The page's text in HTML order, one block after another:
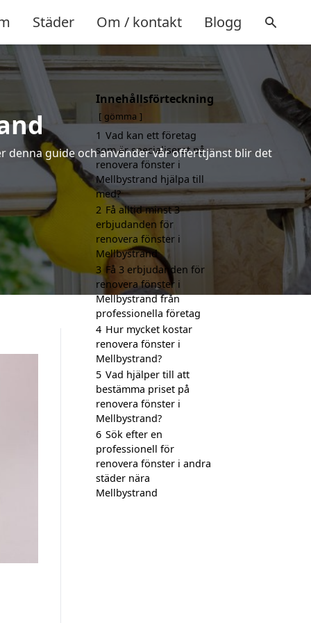
Städer Om / kontakt Blogg
denna guide och använder vår offerttjänst blir det
Innehållsförteckning
gömma
1 Vad kan ett företag
som är specialiserat på
renovera fönster i
Mellbystrand hjälpa till
med?
2 Få alltid minst 3
erbjudanden för
renovera fönster i
Mellbystrand
3 Få 3 erbjudanden för
renovera fönster i
Mellbystrand från
professionella företag
4 Hur mycket kostar
renovera fönster i
Mellbystrand?
5 Vad hjälper till att
bestämma priset på
renovera fönster i
Mellbystrand?
6 Sök efter en
professionell för
renovera fönster i andra
städer nära
Mellbystrand